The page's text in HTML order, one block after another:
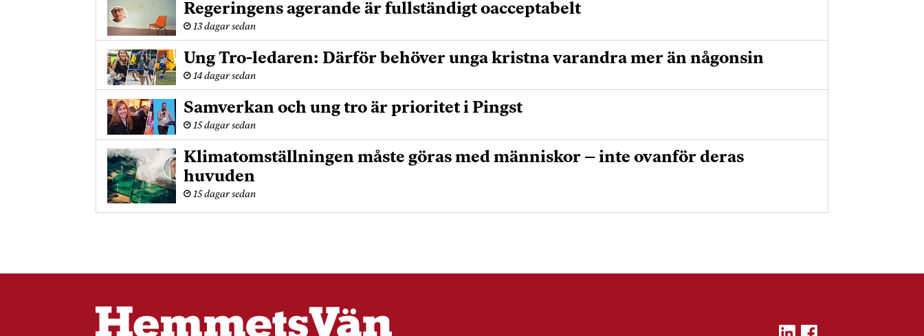
Regeringens agerande är fullständigt oacceptabelt
13 dagar sedan
Ung Tro-ledaren: Därför behöver unga kristna varandra mer än någonsin
14 dagar sedan
Samverkan och ung tro är prioritet i Pingst
15 dagar sedan
Klimatomställningen måste göras med människor – inte ovanför deras
huvuden
15 dagar sedan